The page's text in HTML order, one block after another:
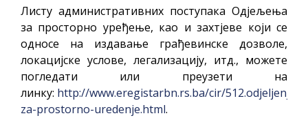
Листу административних поступака Одјељења
за просторно уређење, као и захтјеве који се
односе на издавање грађевинске дозволе,
локацијске услове, легализацију, итд., можете
погледати или преузети на
линку: http://www.eregistarbn.rs.ba/cir/512.odjeljenje-
za-prostorno-uredenje.html.